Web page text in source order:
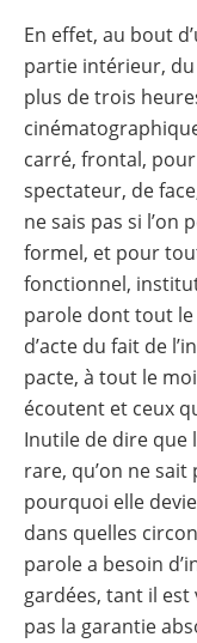
En effet, au bout
partie intérieur,
plus de trois
carré, frontal,
spectateur, de
ne sais pas si l’on
formel, et pour
fonctionnel,
parole dont tout
d’acte du fait de
pacte, à tout le
écoutent et ceux
Inutile de dire que
rare, qu’on ne
pourquoi elle
dans quelles
parole a besoin
gardées, tant il
pas la garantie